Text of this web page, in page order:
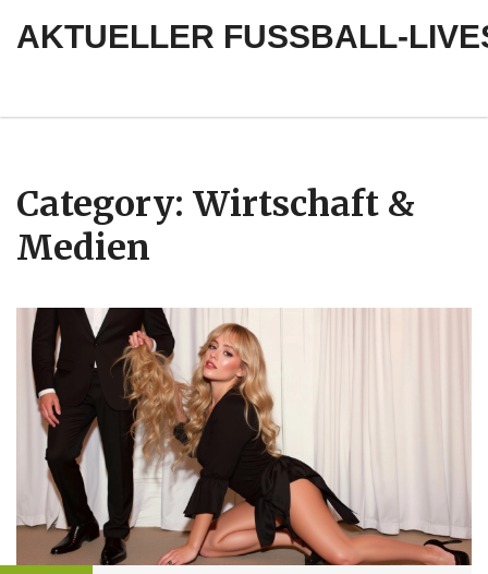
AKTUELLER FUSSBALL-
Category: Wirtschaft &
Medien